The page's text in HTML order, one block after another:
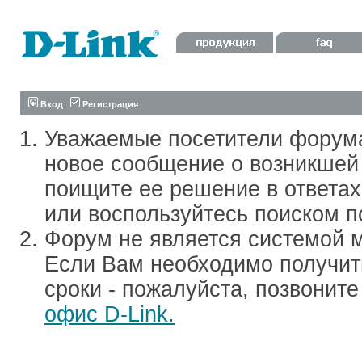
Вход Регистрация
Уважаемые посетители
новое сообщение о
поищите ее решение в
или воспользуйтесь поиском
Форум не является системой
Если Вам необходимо
сроки - пожалуйста,
офис D-Link.